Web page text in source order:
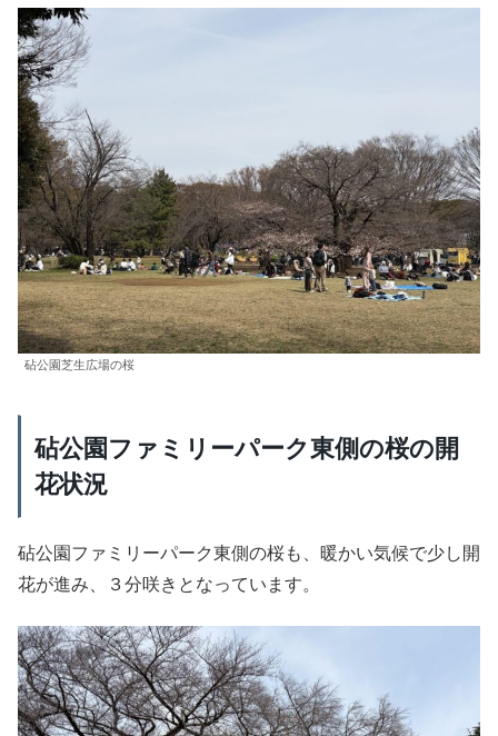
砧公園芝生広場の桜
砧公園ファミリーパーク東側の桜の開
花状況
砧公園ファミリーパーク東側の桜も、暖かい気候で少し開
花が進み、３分咲きとなっています。